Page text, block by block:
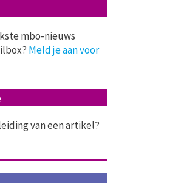
mbo-nieuws
Meld je aan voor
van een artikel?